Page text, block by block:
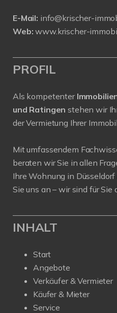
E-Mail: info@krischer-
Web: www.krischer-
PROFIL
Als kompetenter
und Ratingen stehen wir
der Vermietung Ihrer
Mit umfassendem
beraten wir Sie in allen
Ihre Wohnung in
Sie uns an – wir sind für Sie
INHALT
Start
Angebote
Verkäufer & Vermieter
Käufer & Mieter
Service